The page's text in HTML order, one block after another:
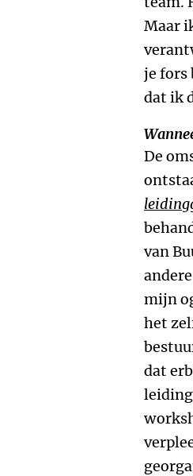
Maar
je fors
dat ik
De
van
mijn
het
dat